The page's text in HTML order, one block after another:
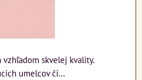
skvelej kvality.
umelcov či...